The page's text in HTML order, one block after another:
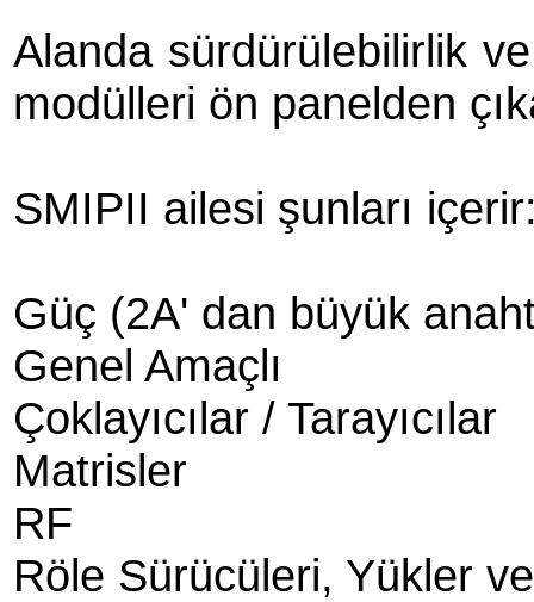
Alanda sürdürülebilirlik
modülleri ön panelden
SMIPII ailesi şunları
Güç (2A' dan büyük
Genel Amaçlı
Çoklayıcılar / Tarayıcılar
Matrisler
RF
Röle Sürücüleri, Yükler